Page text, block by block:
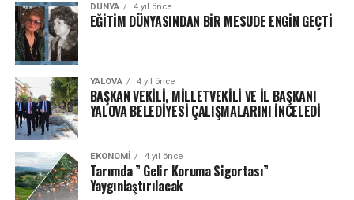
DÜNYA 4 yıl önce
EĞİTİM DÜNYASINDAN BİR MESUDE ENGİN GEÇTİ
YALOVA 4 yıl önce
BAŞKAN VEKİLİ, MİLLETVEKİLİ VE İL BAŞKANI
YALOVA BELEDİYESİ ÇALIŞMALARINI İNCELEDİ
EKONOMI 4 yıl önce
Tarımda ” Gelir Koruma Sigortası”
Yaygınlaştırılacak